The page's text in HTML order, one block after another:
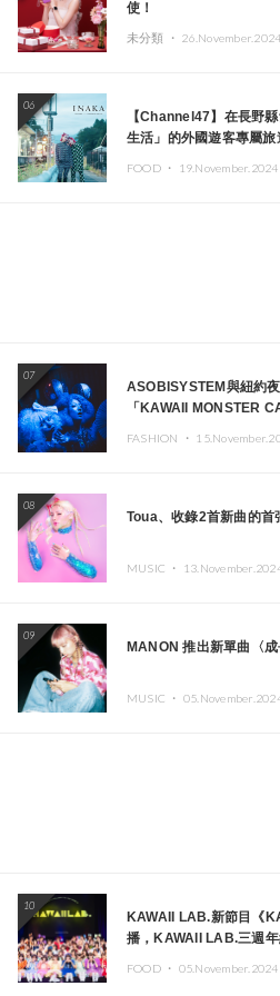
使！
未分類 ・ 26.November.2024
06
【Channel47】在長野
生活」的外國遊客專屬旅
FOOD ・ 19.November.2024
07
ASOBISYSTEM與紐約
「KAWAII MONSTER
FASHION ・
08
Toua、收錄2首新曲的首
MUSIC ・
09
MANON 推出新單曲〈成
MUSIC ・
10
KAWAII LAB.新節目《
播，KAWAII LAB.三週
FOOD ・ 05.November.2024